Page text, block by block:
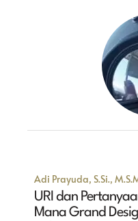
Adi Prayuda, S.Si.,
URI dan
Mana Grand